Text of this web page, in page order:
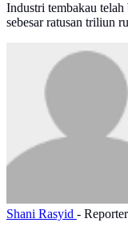
Industri tembakau
sebesar ratusan triliun
Shani Rasyid - Reporter